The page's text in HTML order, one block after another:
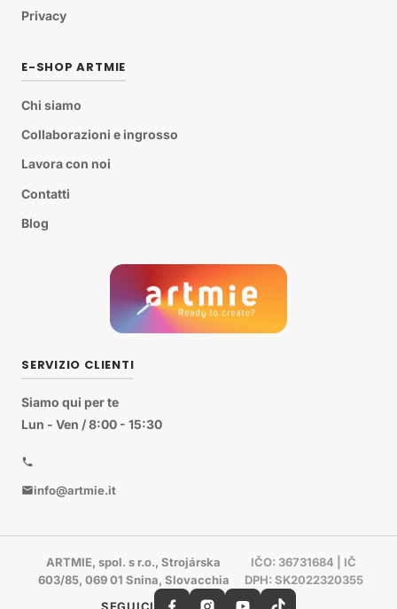
Privacy
E-SHOP ARTMIE
Chi siamo
Collaborazioni e ingrosso
Lavora con noi
Contatti
Blog
SERVIZIO CLIENTI
Siamo qui per te
Lun - Ven / 8:00 - 15:30
info@artmie.it
ARTMIE, spol. s r.o., Strojárska
603/85, 069 01 Snina, Slovacchia
IČO: 36731684 | IČ
DPH: SK2022320355